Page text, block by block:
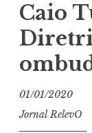
Caio
01/01/2020
Jornal RelevO